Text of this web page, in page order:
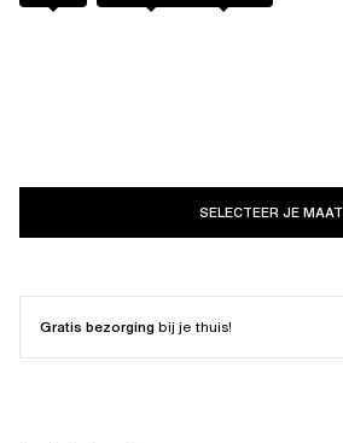
SELECTEER JE MAAT
Gratis bezorgingbij je thuis!